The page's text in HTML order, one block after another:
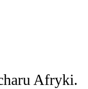
Afryki.